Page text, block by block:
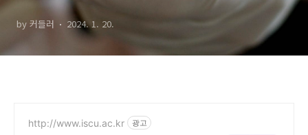
by 커들러 2024. 1. 20.
http://www.iscu.ac.kr 광고